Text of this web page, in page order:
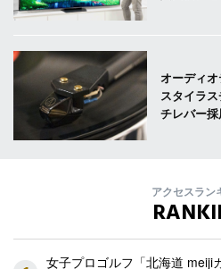
オーディオ
スタイラ
チレバー
アクセスラン
女子プロゴルフ「北海道 meiji